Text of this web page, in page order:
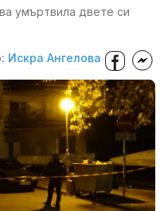
умъртвила двете си
Искра Ангелова